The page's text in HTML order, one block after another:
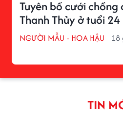
Tuyên bố cưới chồng
Thanh Thủy ở tuổi 24
NGƯỜI MẪU - HOA HẬU
TIN